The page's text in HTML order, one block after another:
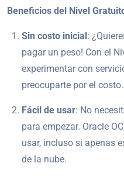
Beneficios del Nivel
Sin costo inicial:
pagar un peso! Con el
experimentar con
preocuparte por el costo.
Fácil de usar: No
para empezar. Oracle
usar, incluso si apenas
de la nube.